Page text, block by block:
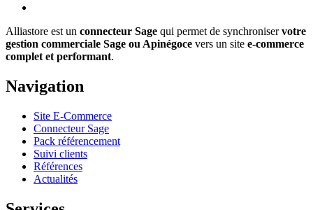
Alliastore est un connecteur Sage qui permet de synchroniservotre
gestion commerciale Sage ou Apinégoce vers un site e-commerce
complet et performant.
Navigation
Site E-Commerce
Connecteur Sage
Pack référencement
Suivi clients
Références
Actualités